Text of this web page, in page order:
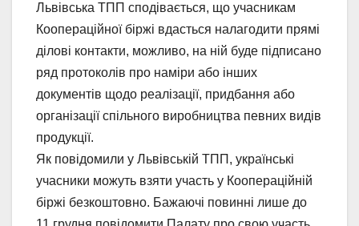
Львівська ТПП сподівається, що учасникам
Коопераційної біржі вдасться налагодити прямі
ділові контакти, можливо, на ній буде підписано
ряд протоколів про наміри або інших
документів щодо реалізації, придбання або
організації спільного виробництва певних видів
продукції.
Як повідомили у Львівській ТПП, українські
учасники можуть взяти участь у Коопераційній
біржі безкоштовно. Бажаючі повинні лише до